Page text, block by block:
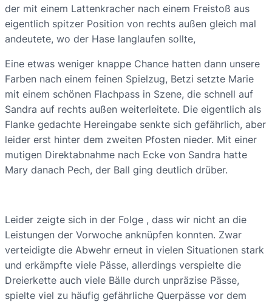
der mit einem Lattenkracher nach einem Freistoß aus
eigentlich spitzer Position von rechts außen gleich mal
andeutete, wo der Hase langlaufen sollte,
Eine etwas weniger knappe Chance hatten dann unsere
Farben nach einem feinen Spielzug, Betzi setzte Marie
mit einem schönen Flachpass in Szene, die schnell auf
Sandra auf rechts außen weiterleitete. Die eigentlich als
Flanke gedachte Hereingabe senkte sich gefährlich, aber
leider erst hinter dem zweiten Pfosten nieder. Mit einer
mutigen Direktabnahme nach Ecke von Sandra hatte
Mary danach Pech, der Ball ging deutlich drüber.
Leider zeigte sich in der Folge , dass wir nicht an die
Leistungen der Vorwoche anknüpfen konnten. Zwar
verteidigte die Abwehr erneut in vielen Situationen stark
und erkämpfte viele Pässe, allerdings verspielte die
Dreierkette auch viele Bälle durch unpräzise Pässe,
spielte viel zu häufig gefährliche Querpässe vor dem